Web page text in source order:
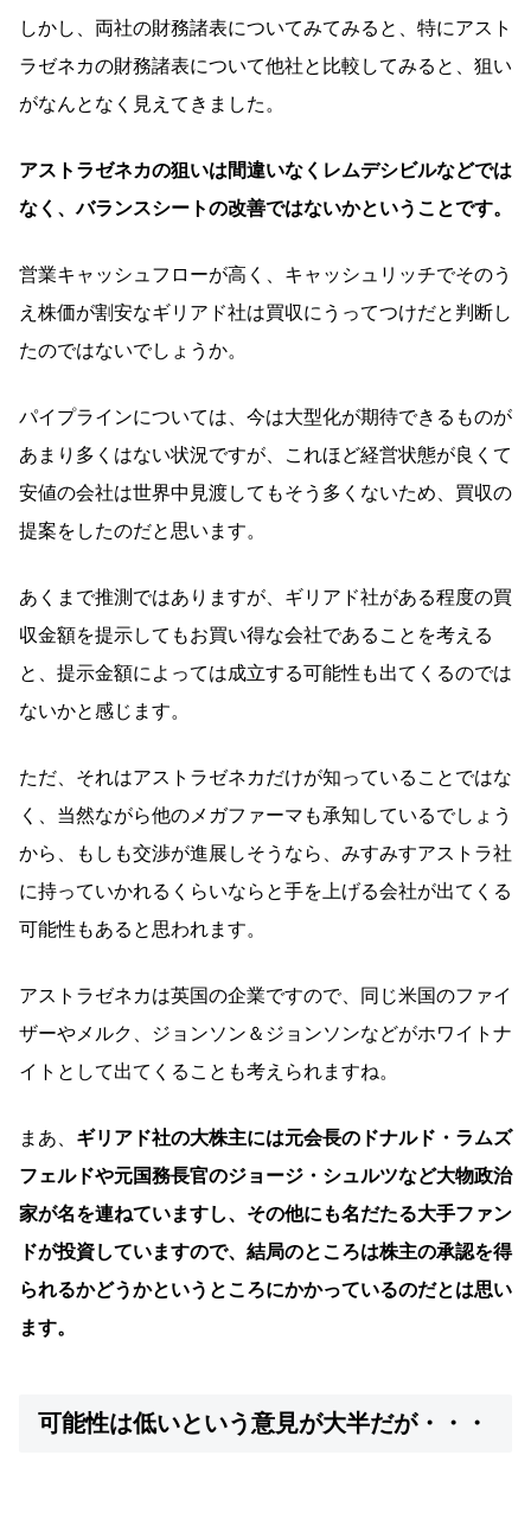
しかし、両社の財務諸表についてみてみると、特にアスト
ラゼネカの財務諸表について他社と比較してみると、狙い
がなんとなく見えてきました。
アストラゼネカの狙いは間違いなくレムデシビルなどでは
なく、バランスシートの改善ではないかということです。
営業キャッシュフローが高く、キャッシュリッチでそのう
え株価が割安なギリアド社は買収にうってつけだと判断し
たのではないでしょうか。
パイプラインについては、今は大型化が期待できるものが
あまり多くはない状況ですが、これほど経営状態が良くて
安値の会社は世界中見渡してもそう多くないため、買収の
提案をしたのだと思います。
あくまで推測ではありますが、ギリアド社がある程度の買
収金額を提示してもお買い得な会社であることを考える
と、提示金額によっては成立する可能性も出てくるのでは
ないかと感じます。
ただ、それはアストラゼネカだけが知っていることではな
く、当然ながら他のメガファーマも承知しているでしょう
から、もしも交渉が進展しそうなら、みすみすアストラ社
に持っていかれるくらいならと手を上げる会社が出てくる
可能性もあると思われます。
アストラゼネカは英国の企業ですので、同じ米国のファイ
ザーやメルク、ジョンソン＆ジョンソンなどがホワイトナ
イトとして出てくることも考えられますね。
まあ、 ギリアド社の大株主には元会長のドナルド・ラムズ
フェルドや元国務長官のジョージ・シュルツなど大物政治
家が名を連ねていますし、その他にも名だたる大手ファン
ドが投資していますので、結局のところは株主の承認を得
られるかどうかというところにかかっているのだとは思い
ます。
可能性は低いという意見が大半だが・・・